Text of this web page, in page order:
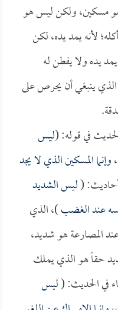
مسكين، ولكن ليس هو
لأنه يمد يده، لكن
يده ولا يفطن له
ينبغي أن يحرص على
في قوله: (ليس
المسكين الذي لا يجد
(ليس الشديد
عند الغضب)، الذي
المصارعة هو شديد،
حقاً هو الذي يملك
في الحديث: (ليس